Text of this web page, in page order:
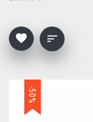
-50%